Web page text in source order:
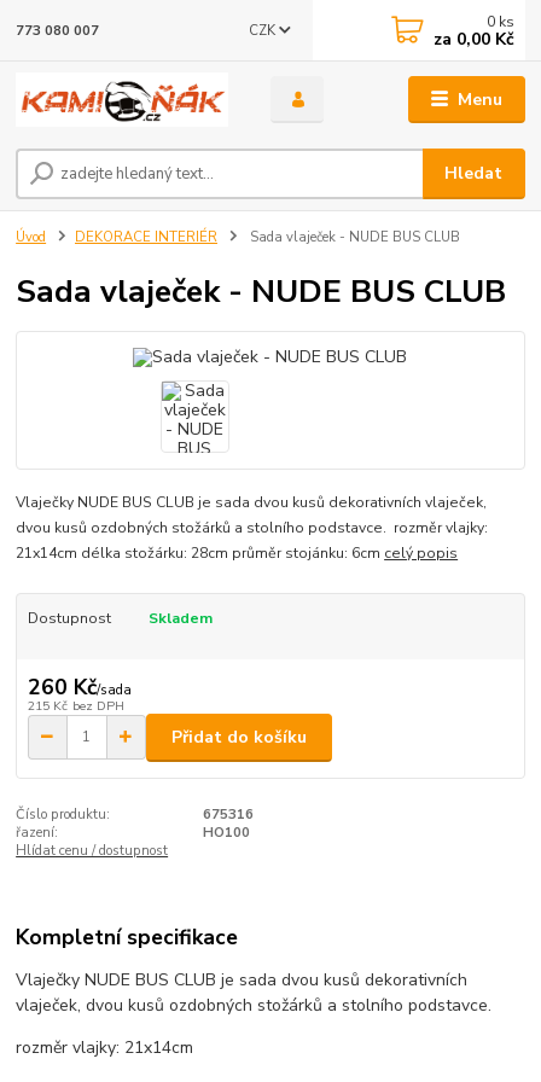
Menu
CZK
Hledat
773 080 007 0 ks
za 0,00 Kč
Úvod DEKORACE INTERIÉR Sada vlaječek - NUDE BUS CLUB
Sada vlaječek - NUDE BUS CLUB
Vlaječky NUDE BUS CLUB je sada dvou kusů dekorativních vlaječek,
dvou kusů ozdobných stožárků a stolního podstavce. rozměr vlajky:
21x14cm délka stožárku: 28cm průměr stojánku: 6cm celý popis
Dostupnost Skladem
260 Kč/sada
215 Kč bez DPH
Přidat do košíku
Číslo produktu:
675316
řazení:
HO100
Hlídat cenu / dostupnost
Kompletní specifikace
Vlaječky NUDE BUS CLUB je sada dvou kusů dekorativních
vlaječek, dvou kusů ozdobných stožárků a stolního podstavce.
rozměr vlajky: 21x14cm